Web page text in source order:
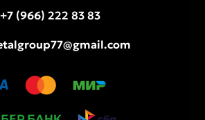
+7 (966) 222 83 83